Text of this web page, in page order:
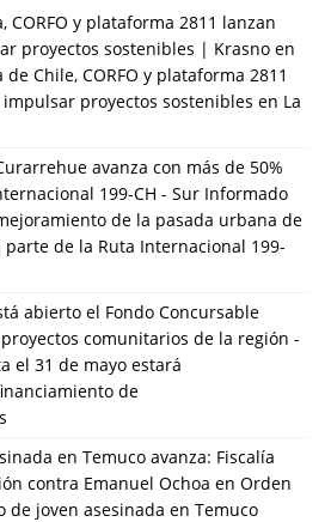
CORFO y plataforma 2811 lanzan
proyectos sostenibles | Krasno en
Chile, CORFO y plataforma 2811
proyectos sostenibles en La
avanza con más de 50%
199-CH - Sur Informado
de la pasada urbana de
de la Ruta Internacional 199-
abierto el Fondo Concursable
comunitarios de la región -
el 31 de mayo estará
de
en Temuco avanza: Fiscalía
contra Emanuel Ochoa en Orden
joven asesinada en Temuco